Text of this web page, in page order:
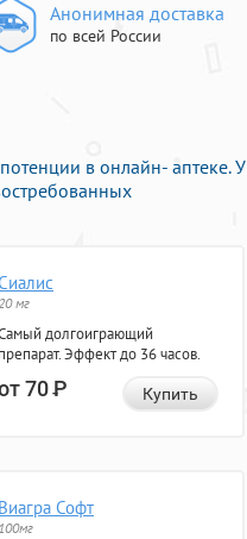
Анонимная доставка
по всей России
в онлайн- аптеке. У
мг
долгоиграющий
препарат. Эффект до 36 часов.
70Р Купить
Виагра Софт
100мг